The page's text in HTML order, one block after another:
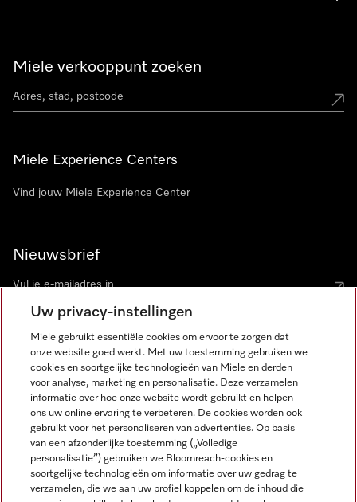
Miele verkooppunt zoeken
Miele Experience Centers
Vind jouw Miele Experience Center
Nieuwsbrief
Disclaimer
Miele op Instagram
Miele op Facebook
Miele op Youtube
Uw privacy-instellingen
Miele gebruikt essentiële cookies om ervoor te zorgen dat
onze website goed werkt. Met uw toestemming gebruiken we
cookies en soortgelijke technologieën van Miele en derden
voor analyse, marketing en personalisatie. Deze verzamelen
informatie over hoe onze website wordt gebruikt en helpen
ons uw online ervaring te verbeteren. De cookies worden ook
gebruikt voor het personaliseren van advertenties. Op basis
van een afzonderlijke toestemming („Volledige
personalisatie”) gebruiken we Bloomreach-cookies en
soortgelijke technologieën om informatie over uw gedrag te
verzamelen, die we aan uw profiel koppelen om de inhoud die